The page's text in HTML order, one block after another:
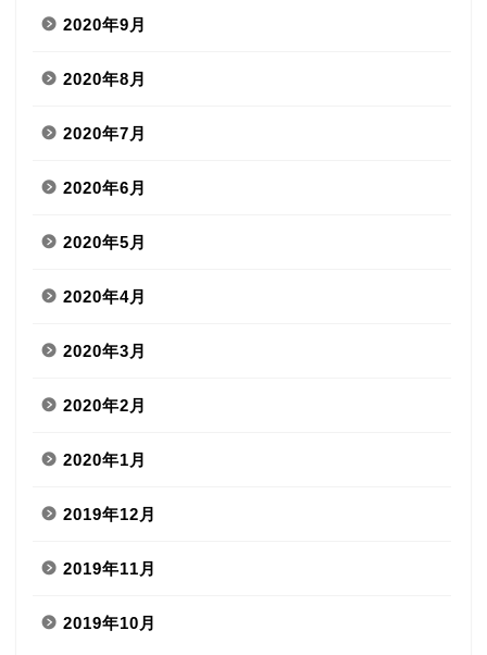
2020年9月
2020年8月
2020年7月
2020年6月
2020年5月
2020年4月
2020年3月
2020年2月
2020年1月
2019年12月
2019年11月
2019年10月